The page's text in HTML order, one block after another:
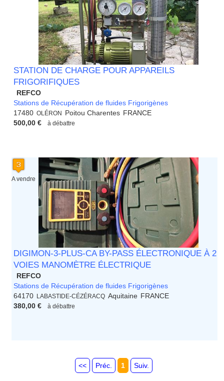
STATION DE CHARGE POUR APPAREILS
FRIGORIFIQUES
REFCO
Stations de Récupération de fluides Frigorigènes
17480 OLÉRON Poitou Charentes FRANCE
500,00 €
à débattre
A vendre
DIGIMON-3-PLUS-CA BY-PASS ÉLECTRONIQUE À 2
VOIES MANOMÈTRE ÉLECTRIQUE
REFCO
Stations de Récupération de fluides Frigorigènes
64170
LABASTIDE-CÉZÉRACQ Aquitaine FRANCE
380,00 €
à débattre
<< Préc. 1 Suiv.